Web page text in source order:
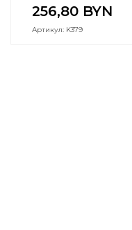
256,80 BYN
Артикул: K379